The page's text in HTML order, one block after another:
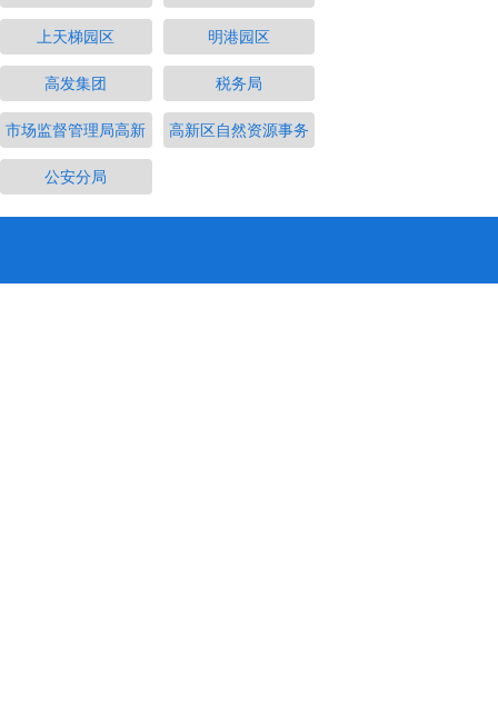
上天梯园区 明港园区
高发集团 税务局
市场监督管理局高新 高新区自然资源事务
公安分局